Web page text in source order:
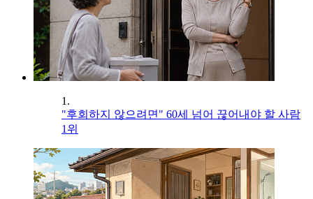
1.
"후회하지 않으려면" 60세 넘어 끊어내야 할 사람
1위